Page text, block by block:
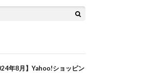
年8月】Yahoo!ショッピン